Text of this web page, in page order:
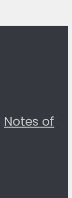
Notes of